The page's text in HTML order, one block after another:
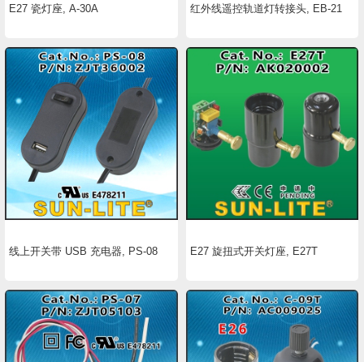
E27 瓷灯座, A-30A 红外线遥控轨道灯转接头, EB-21
线上开关带 USB 充电器, PS-08 E27 旋扭式开关灯座, E27T